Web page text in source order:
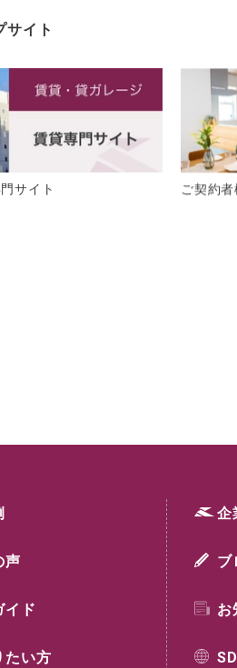
サイト
サイト ご契約
声
イド
たい方
企
ブ
お